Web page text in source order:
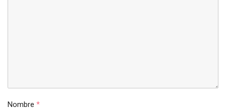
Nombre *